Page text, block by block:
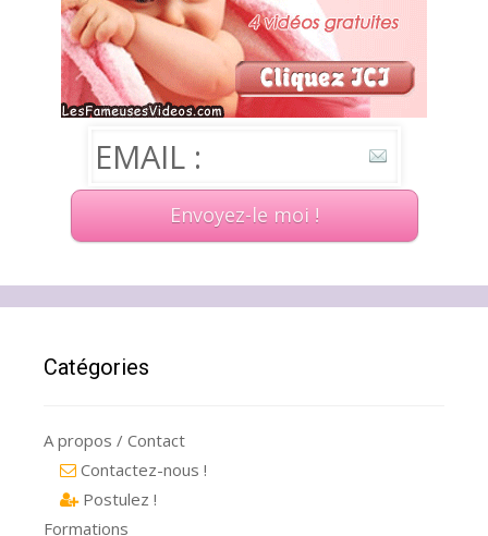
Catégories
A propos / Contact
Contactez-nous !
Postulez !
Formations